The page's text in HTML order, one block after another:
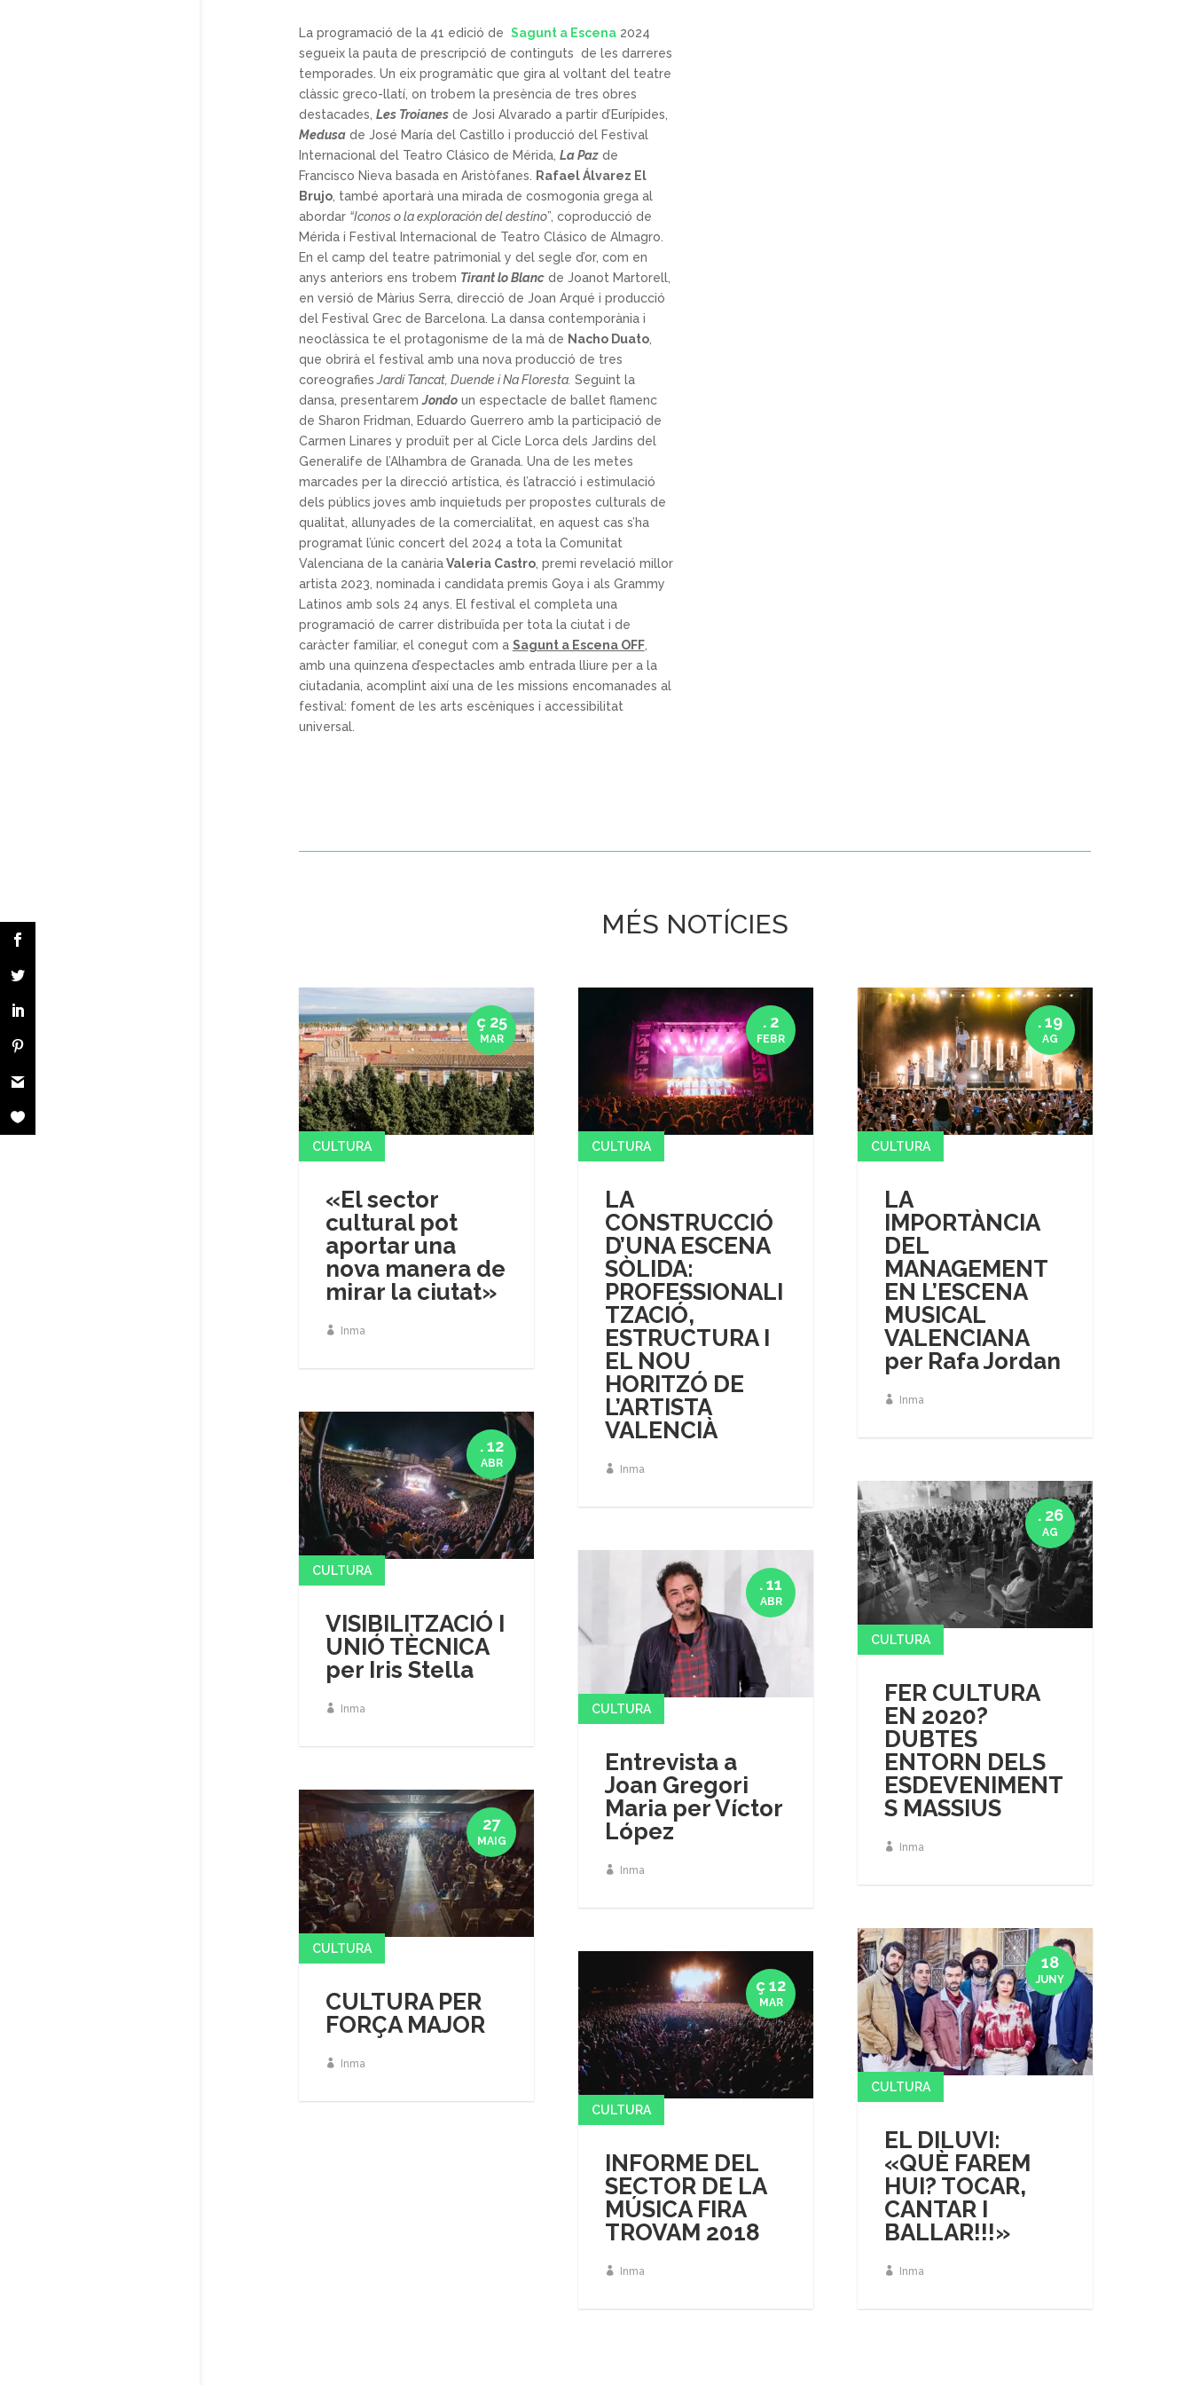
La programació de la 41 edició de Sagunt a Escena2024
segueix la pauta de prescripció de continguts de les darreres
temporades. Un eix programàtic que gira al voltant del teatre
clàssic greco-llatí, on trobem la presència de tres obres
destacades, Les Troianesde Josi Alvarado a partir d’Eurípides,
Medusade José María del Castillo i producció del Festival
Internacional del Teatro Clásico de Mérida, La Pazde
Francisco Nieva basada en Aristòfanes. Rafael Álvarez El
Brujo, també aportarà una mirada de cosmogonia grega al
abordar “Iconos o la exploración del destino”, coproducció de
Mérida i Festival Internacional de Teatro Clásico de Almagro.
En el camp del teatre patrimonial y del segle d’or, com en
anys anteriors ens trobem Tirant lo Blancde Joanot Martorell,
en versió de Màrius Serra, direcció de Joan Arqué i producció
del Festival Grec de Barcelona. La dansa contemporània i
neoclàssica te el protagonisme de la mà de Nacho Duato,
que obrirà el festival amb una nova producció de tres
coreografies Jardí Tancat, Duende i Na Floresta. Seguint la
dansa, presentaremJondoun espectacle de ballet flamenc
de Sharon Fridman, Eduardo Guerrero amb la participació de
Carmen Linares y produït per al Cicle Lorca dels Jardins del
Generalife de l’Alhambra de Granada. Una de les metes
marcades per la direcció artística, és l’atracció i estimulació
dels públics joves amb inquietuds per propostes culturals de
qualitat, allunyades de la comercialitat, en aquest cas s’ha
programat l’únic concert del 2024 a tota la Comunitat
Valenciana de la canàriaValeria Castro, premi revelació millor
artista 2023, nominada i candidata premis Goya i als Grammy
Latinos amb sols 24 anys. El festival el completa una
programació de carrer distribuïda per tota la ciutat i de
caràcter familiar, el conegut com a Sagunt a Escena OFF,
amb una quinzena d’espectacles amb entrada lliure per a la
ciutadania, acomplint així una de les missions encomanades al
festival: foment de les arts escèniques i accessibilitat
universal.
MÉS NOTÍCIES
«El sector
cultural pot
aportar una
nova manera de
mirar la ciutat»
CULTURA
Inma
ç 25
MAR
VISIBILITZACIÓ I
UNIÓ TÈCNICA
per Iris Stella
CULTURA
Inma
. 12
ABR
CULTURA PER
FORÇA MAJOR
CULTURA
Inma
27
MAIG
LA
CONSTRUCCIÓ
D’UNA ESCENA
SÒLIDA:
PROFESSIONALI
TZACIÓ,
ESTRUCTURA I
EL NOU
HORITZÓ DE
L’ARTISTA
VALENCIÀ
CULTURA
Inma
. 2
FEBR
Entrevista a
Joan Gregori
Maria per Víctor
López
CULTURA
Inma
. 11
ABR
INFORME DEL
SECTOR DE LA
MÚSICA FIRA
TROVAM 2018
CULTURA
Inma
ç 12
MAR
LA
IMPORTÀNCIA
DEL
MANAGEMENT
EN L’ESCENA
MUSICAL
VALENCIANA
per Rafa Jordan
CULTURA
Inma
. 19
AG
FER CULTURA
EN 2020?
DUBTES
ENTORN DELS
ESDEVENIMENT
S MASSIUS
CULTURA
Inma
. 26
AG
EL DILUVI:
«QUÈ FAREM
HUI? TOCAR,
CANTAR I
BALLAR!!!»
CULTURA
Inma
18
JUNY